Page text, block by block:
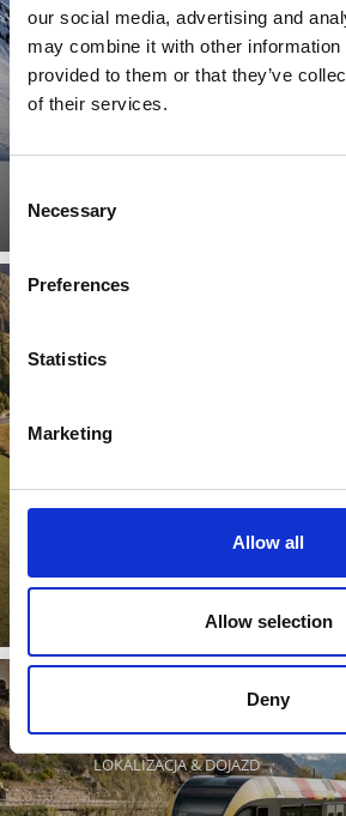
our social media, advertising and
may combine it with other information
provided to them or that they’ve
of their services.
Selection
Necessary
Preferences
Statistics
Marketing
Allow all
Allow selection
Deny
MAPA INTERAKTYWNA
LOKALIZACJA & DOJAZD